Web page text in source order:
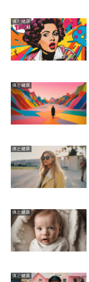
体と健康
体と健康
体と健康
体と健康
体と健康